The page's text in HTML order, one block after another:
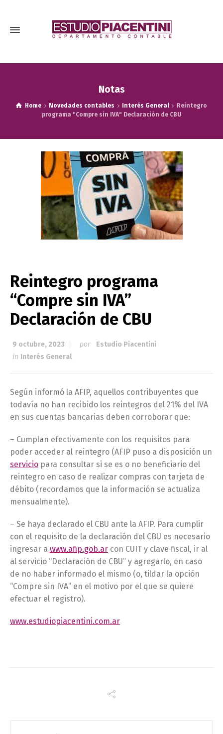
Notas
Home Novedades contables Interés General
Reintegro
programa "Compre sin IVA" Declaración de CBU
Reintegro programa
“Compre sin IVA”
Declaración de CBU
9 octubre, 2023 por
Estudio Piacentini
in Interés General
Según informó la AFIP, aquellos contribuyentes que
todavía no han recibido los reintegros del 21% del IVA
en sus cuentas bancarias deben corroborar que:
– Cumplan efectivamente con los requisitos para
poder acceder al reintegro (AFIP puso a disposición un
servicio para consultar si se es o no beneficiario del
reintegro en caso de realizar compras con tarjeta de
débito (recordamos que la información se actualiza
mensualmente).
– Se haya declarado el CBU ante la AFIP. Para cumplir
con el requisito de la declaración del CBU es necesario
ingresar a www.afip.gob.ar con CUIT y clave fiscal, ir al
al servicio “Declaración de CBU” y agregarlo, en caso
de no haber informado el mismo (o, tildar la opción
“Compre sin IVA” en el motivo por el que se quiere
efectuar el registro).
www.estudiopiacentini.com.ar